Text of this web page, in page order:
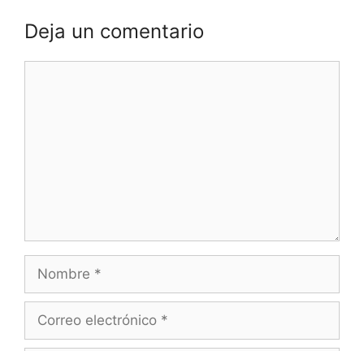
Deja un comentario